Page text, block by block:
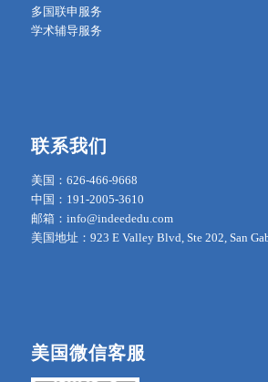
多国联申服务
学术辅导服务
联系我们
美国：626-466-9668
中国：191-2005-3610
邮箱：info@indeededu.com
美国地址：923 E Valley Blvd, Ste 202, San
美国微信客服